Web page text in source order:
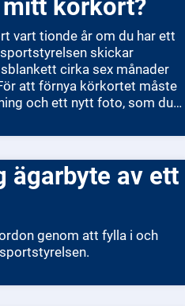
vart tionde år om du har ett
skickar
cirka sex månader
att förnya körkortet måste
och ett nytt foto, som du
du har skickat in allt,
ditt körkort redan har gått
fått ett nytt.
genom att fylla i och